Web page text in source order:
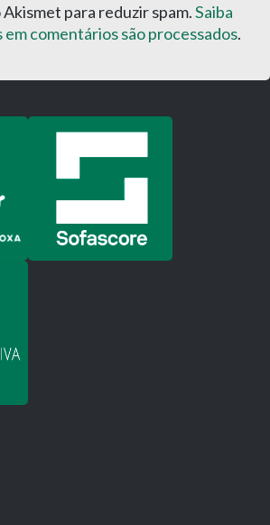
para reduzir spam.Saiba
em comentários são processados.